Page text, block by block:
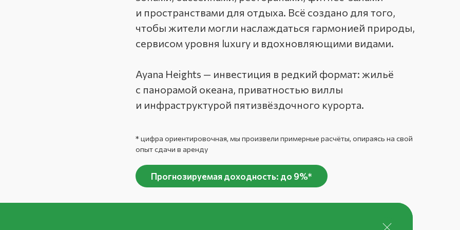
и пространствами для отдыха. Всё создано для того,
чтобы жители могли наслаждаться гармонией природы,
сервисом уровня luxury и вдохновляющими видами.
Ayana Heights — инвестиция в редкий формат: жильё
с панорамой океана, приватностью виллы
и инфраструктурой пятизвёздочного курорта.
* цифра ориентировочная, мы произвели примерные расчёты, опираясь на свой
опыт сдачи в аренду
Прогнозируемая доходность: до 9%*